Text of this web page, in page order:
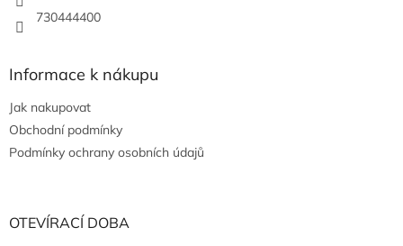
730444400
Informace k nákupu
Jak nakupovat
Obchodní podmínky
Podmínky ochrany osobních údajů
OTEVÍRACÍ DOBA